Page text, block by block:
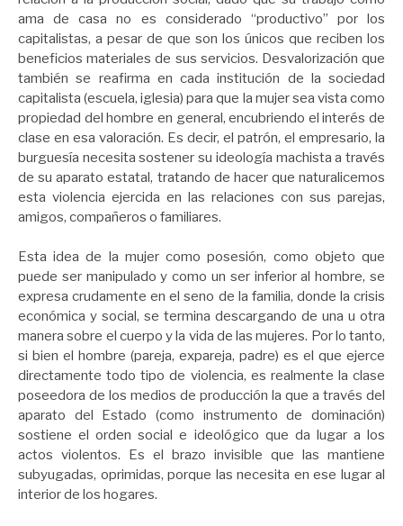
ama de casa no es considerado “productivo” por los
capitalistas, a pesar de que son los únicos que reciben los
beneficios materiales de sus servicios. Desvalorización que
también se reafirma en cada institución de la sociedad
capitalista (escuela, iglesia) para que la mujer sea vista como
propiedad del hombre en general, encubriendo el interés de
clase en esa valoración. Es decir, el patrón, el empresario, la
burguesía necesita sostener su ideología machista a través
de su aparato estatal, tratando de hacer que naturalicemos
esta violencia ejercida en las relaciones con sus parejas,
amigos, compañeros o familiares.
Esta idea de la mujer como posesión, como objeto que
puede ser manipulado y como un ser inferior al hombre, se
expresa crudamente en el seno de la familia, donde la crisis
económica y social, se termina descargando de una u otra
manera sobre el cuerpo y la vida de las mujeres. Por lo tanto,
si bien el hombre (pareja, expareja, padre) es el que ejerce
directamente todo tipo de violencia, es realmente la clase
poseedora de los medios de producción la que a través del
aparato del Estado (como instrumento de dominación)
sostiene el orden social e ideológico que da lugar a los
actos violentos. Es el brazo invisible que las mantiene
subyugadas, oprimidas, porque las necesita en ese lugar al
interior de los hogares.